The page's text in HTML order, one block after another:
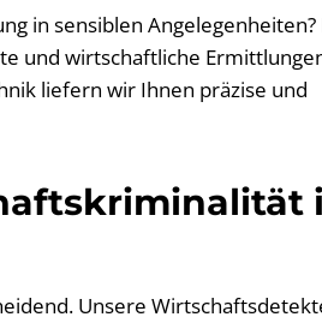
in sensiblen Angelegenheiten?
und wirtschaftliche
liefern wir Ihnen präzise und
Unsere